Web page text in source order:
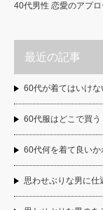
40代男性 恋愛のアプ
最近の記事
60代が着てはいけ
60代服はどこで買う
60代何を着て良いか
思わせぶりな男に